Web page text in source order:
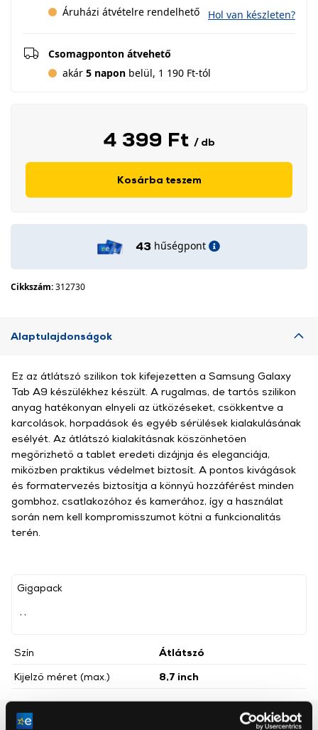
Áruházi átvételre rendelhető
Hol van készleten?
Csomagponton átvehető
akár 5 napon belül, 1 190 Ft-tól
4 399 Ft / db
Kosárba teszem
43 hűségpont
Cikkszám:312730
Alaptulajdonságok
Gigapack
Szín
Átlátszó
Kijelző méret (max.)
8,7 inch
Ez az átlátszó szilikon tok kifejezetten a Samsung Galaxy
Tab A9 készülékhez készült. A rugalmas, de tartós szilikon
anyag hatékonyan elnyeli az ütközéseket, csökkentve a
karcolások, horpadások és egyéb sérülések kialakulásának
esélyét. Az átlátszó kialakításnak köszönhetően
megőrizhető a tablet eredeti dizájnja és eleganciája,
miközben praktikus védelmet biztosít. A pontos kivágások
és formatervezés biztosítja a könnyű hozzáférést minden
gombhoz, csatlakozóhoz és kamerához, így a használat
során nem kell kompromisszumot kötni a funkcionalitás
terén.
Részletes ismertető